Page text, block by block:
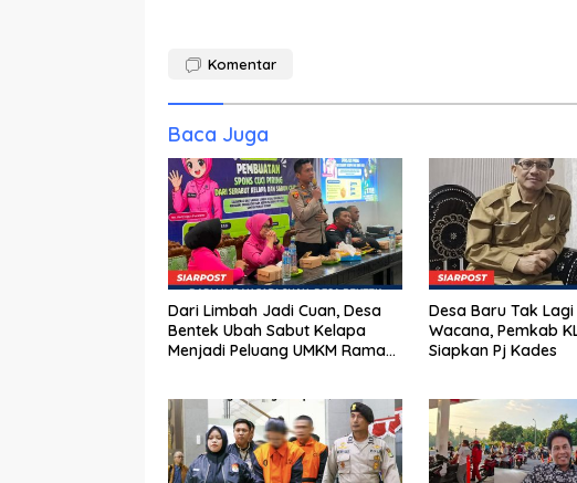
Komentar
Baca Juga
Dari Limbah Jadi Cuan, Desa
Bentek Ubah Sabut Kelapa
Menjadi Peluang UMKM Ramah
Desa Baru Tak
Wacana, Pemkab
Siapkan Pj Kades